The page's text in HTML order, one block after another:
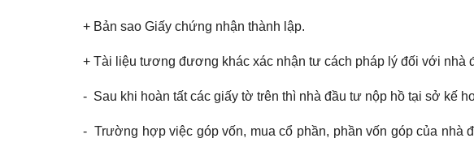
+ Bản sao Giấy chứng nhận thành lập.
+ Tài liệu tương đương khác xác nhận tư cách pháp lý đối với nhà
- Sau khi hoàn tất các giấy tờ trên thì nhà đầu tư nộp hồ tại sở kế
- Trường hợp việc góp vốn, mua cổ phần, phần vốn góp của